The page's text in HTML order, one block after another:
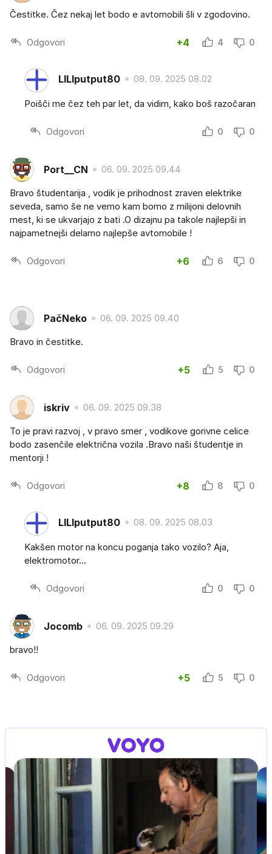
Čestitke. Čez nekaj let bodo e avtomobili šli v zgodovino.
Odgovori +4 4 0
LILIputput80 08. 09. 2025 08.02
Poišči me čez teh par let, da vidim, kako boš razočaran
Odgovori 0 0
Port__CN 06. 09. 2025 09.44
Bravo študentarija , vodik je prihodnost zraven elektrike
seveda, samo še ne vemo kam bomo z milijoni delovnih
mest, ki se ukvarjajo z bati .O dizajnu pa takole najlepši in
najpametnejši delamo najlepše avtomobile !
Odgovori +6 6 0
PačNeko 06. 09. 2025 09.40
Bravo in čestitke.
Odgovori +5 5 0
iskriv 06. 09. 2025 09.38
To je pravi razvoj , v pravo smer , vodikove gorivne celice
bodo zasenčile električna vozila .Bravo naši študentje in
mentorji !
Odgovori +8 8 0
LILIputput80 08. 09. 2025 08.03
Kakšen motor na koncu poganja tako vozilo? Aja,
elektromotor...
Odgovori 0 0
Jocomb 06. 09. 2025 09.29
bravo!!
Odgovori +5 5 0